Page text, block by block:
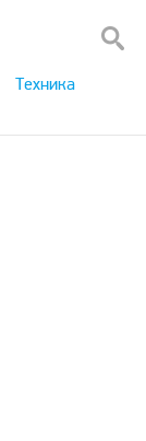
Техника